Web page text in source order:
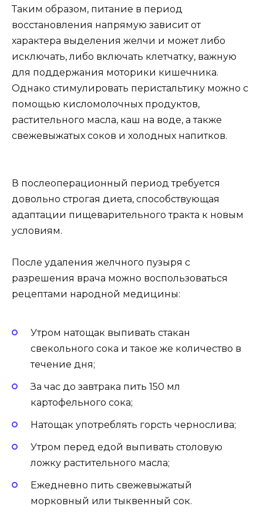
Таким образом, питание в период
восстановления напрямую зависит от
характера выделения желчи и может либо
исключать, либо включать клетчатку, важную
для поддержания моторики кишечника.
Однако стимулировать перистальтику можно с
помощью кисломолочных продуктов,
растительного масла, каш на воде, а также
свежевыжатых соков и холодных напитков.
В послеоперационный период требуется
довольно строгая диета, способствующая
адаптации пищеварительного тракта к новым
условиям.
После удаления желчного пузыря с
разрешения врача можно воспользоваться
рецептами народной медицины:
Утром натощак выпивать стакан
свекольного сока и такое же количество в
течение дня;
За час до завтрака пить 150 мл
картофельного сока;
Натощак употреблять горсть чернослива;
Утром перед едой выпивать столовую
ложку растительного масла;
Ежедневно пить свежевыжатый
морковный или тыквенный сок.